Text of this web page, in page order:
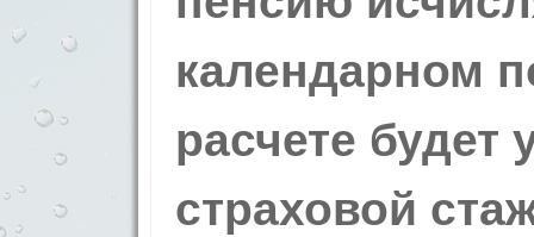
календарном
расчете будет
страховой